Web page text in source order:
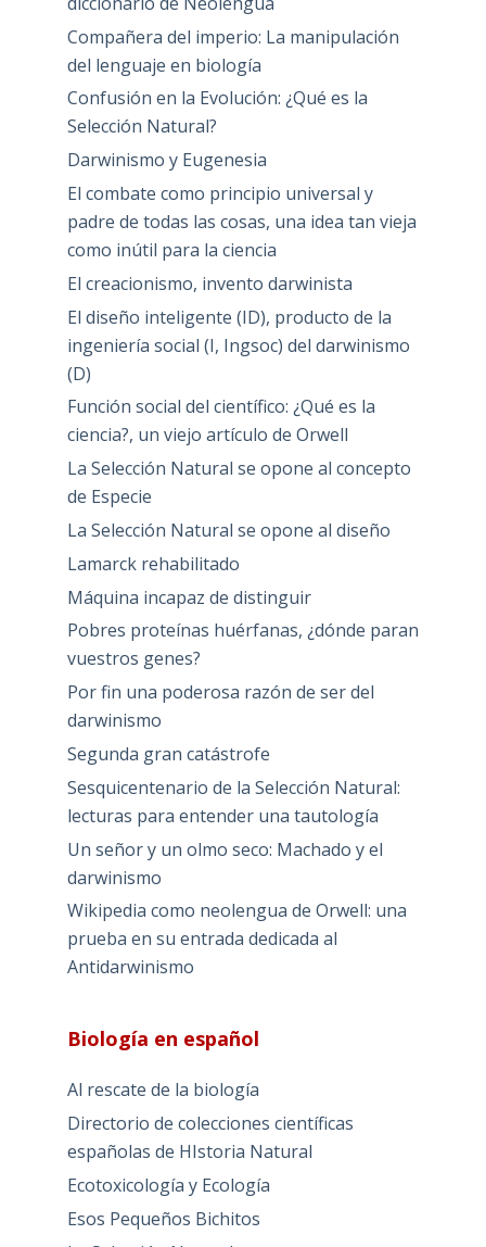
Compañera del imperio: La manipulación
del lenguaje en biología
Confusión en la Evolución: ¿Qué es la
Selección Natural?
Darwinismo y Eugenesia
El combate como principio universal y
padre de todas las cosas, una idea tan vieja
como inútil para la ciencia
El creacionismo, invento darwinista
El diseño inteligente (ID), producto de la
ingeniería social (I, Ingsoc) del darwinismo
(D)
Función social del científico: ¿Qué es la
ciencia?, un viejo artículo de Orwell
La Selección Natural se opone al concepto
de Especie
La Selección Natural se opone al diseño
Lamarck rehabilitado
Máquina incapaz de distinguir
Pobres proteínas huérfanas, ¿dónde paran
vuestros genes?
Por fin una poderosa razón de ser del
darwinismo
Segunda gran catástrofe
Sesquicentenario de la Selección Natural:
lecturas para entender una tautología
Un señor y un olmo seco: Machado y el
darwinismo
Wikipedia como neolengua de Orwell: una
prueba en su entrada dedicada al
Antidarwinismo
Biología en español
Al rescate de la biología
Directorio de colecciones científicas
españolas de HIstoria Natural
Ecotoxicología y Ecología
Esos Pequeños Bichitos